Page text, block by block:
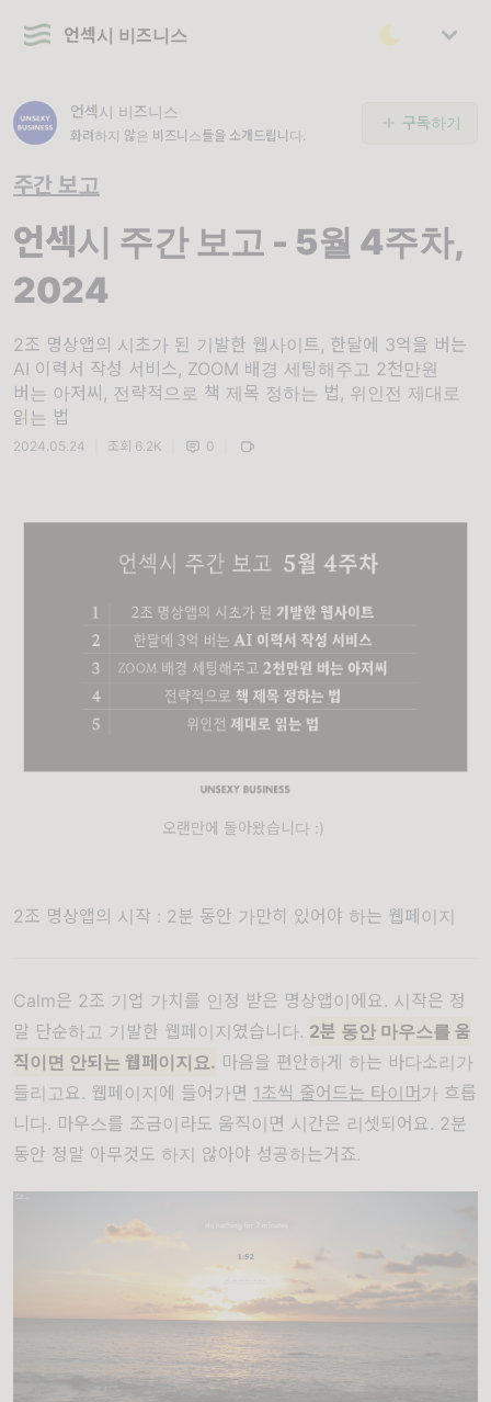
언섹시 비즈니스
언섹시 비즈니스
화려하지 않은 비즈니스들을 소개드립니다.
구독하기
주간 보고
언섹시 주간 보고 - 5월 4주차,
2024
2조 명상앱의 시초가 된 기발한 웹사이트, 한달에 3억을 버는
AI 이력서 작성 서비스, ZOOM 배경 세팅해주고 2천만원
버는 아저씨, 전략적으로 책 제목 정하는 법, 위인전 제대로
읽는 법
2024.05.24 조회 6.2K 0
오랜만에 돌아왔습니다 :)
2조 명상앱의 시작 : 2분 동안 가만히 있어야 하는 웹페이지
Calm은 2조 기업 가치를 인정 받은 명상앱이에요. 시작은 정
말 단순하고 기발한 웹페이지였습니다. 2분 동안 마우스를 움
직이면 안되는 웹페이지요. 마음을 편안하게 하는 바다소리가
들리고요. 웹페이지에 들어가면 1초씩 줄어드는 타이머가 흐릅
니다. 마우스를 조금이라도 움직이면 시간은 리셋되어요. 2분
동안 정말 아무것도 하지 않아야 성공하는거죠.